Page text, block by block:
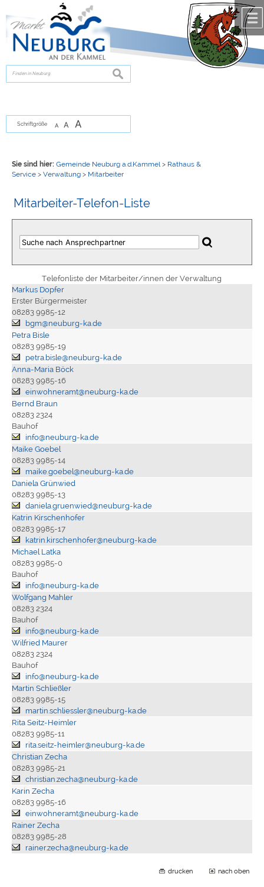
zur Navigationoder
springen.
suchen
Schriftgröße A A A
Sie sind hier: Gemeinde Neuburg a.d.Kammel > Rathaus &
Service> Verwaltung> Mitarbeiter
Mitarbeiter-Telefon-Liste
Telefonliste der Mitarbeiter/innen der Verwaltung
Markus Dopfer
Erster Bürgermeister
08283 9985-12
bgm@neuburg-ka.de
Petra Bisle
08283 9985-19
petra.bisle@neuburg-ka.de
Anna-Maria Böck
08283 9985-16
einwohneramt@neuburg-ka.de
Bernd Braun
08283 2324
Bauhof
info@neuburg-ka.de
Maike Goebel
08283 9985-14
maike.goebel@neuburg-ka.de
Daniela Grünwied
08283 9985-13
daniela.gruenwied@neuburg-ka.de
Katrin Kirschenhofer
08283 9985-17
katrin.kirschenhofer@neuburg-ka.de
Michael Latka
08283 9985-0
Bauhof
info@neuburg-ka.de
Wolfgang Mahler
08283 2324
Bauhof
info@neuburg-ka.de
Wilfried Maurer
08283 2324
Bauhof
info@neuburg-ka.de
Martin Schließler
08283 9985-15
martin.schliessler@neuburg-ka.de
Rita Seitz-Heimler
08283 9985-11
rita.seitz-heimler@neuburg-ka.de
Christian Zecha
08283 9985-21
christian.zecha@neuburg-ka.de
Karin Zecha
08283 9985-16
einwohneramt@neuburg-ka.de
Rainer Zecha
08283 9985-28
rainer.zecha@neuburg-ka.de
drucken nach oben